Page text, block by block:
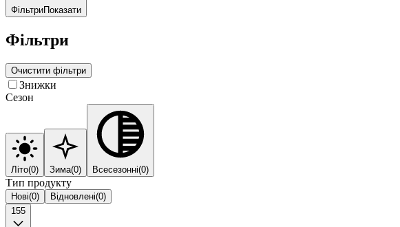
ФільтриПоказати
Фільтри
Очистити фільтри
Знижки
Сезон
Літо(0) Зима(0) Всесезонні(0)
Тип продукту
Нові(0) Відновлені(0)
155